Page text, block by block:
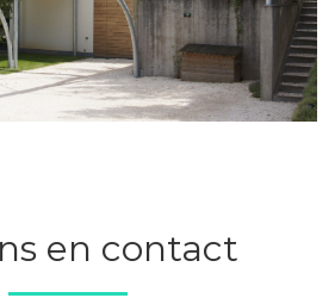
en contact